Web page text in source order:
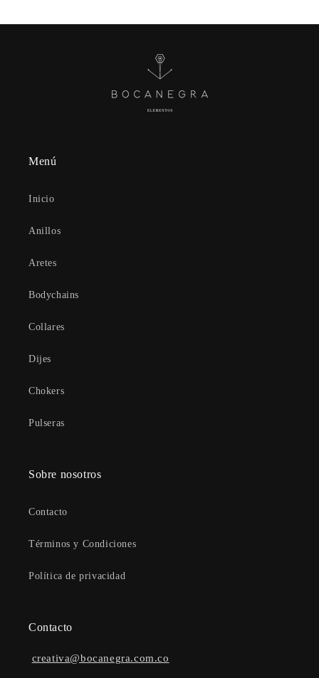
Menú
Inicio
Anillos
Aretes
Bodychains
Collares
Dijes
Chokers
Pulseras
Sobre nosotros
Contacto
Términos y Condiciones
Política de privacidad
Contacto
creativa@bocanegra.com.co